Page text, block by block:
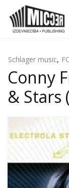
Schlager music,
Conny
& Stars